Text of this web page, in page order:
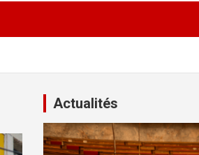
Actualités